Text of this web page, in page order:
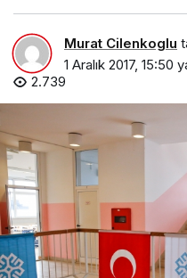
Murat Cilenkoglu
1 Aralık 2017, 15:50
2.739